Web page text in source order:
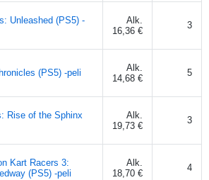
Unleashed (PS5) -
Alk.
16,36 €
3
(PS5) -peli
Alk.
14,68 €
5
Rise of the Sphinx
Alk.
19,73 €
3
Kart Racers 3:
(PS5) -peli
Alk.
18,70 €
4